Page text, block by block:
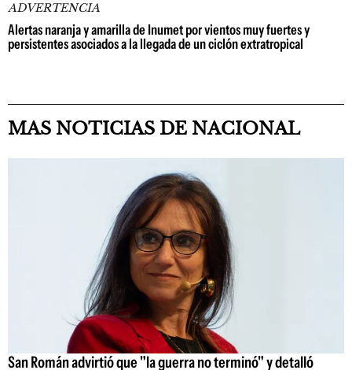
ADVERTENCIA
Alertas naranja y amarilla de Inumet por vientos muy fuertes y
persistentes asociados a la llegada de un ciclón extratropical
MAS NOTICIAS DE NACIONAL
San Román advirtió que "la guerra no terminó" y detalló